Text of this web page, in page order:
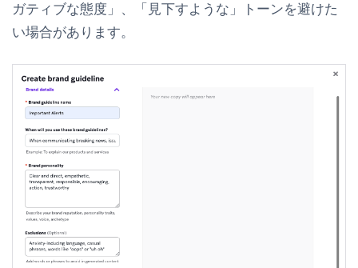
ガティブな態度」、「見下すような」トーンを避けた
い場合があります。